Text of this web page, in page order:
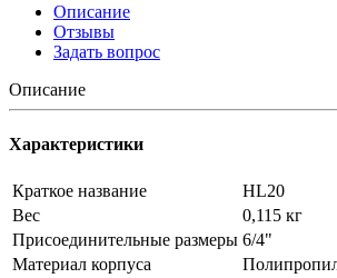
Описание
Отзывы
Задать вопрос
Описание
Характеристики
Краткое название
HL20
Вес
0,115 кг
Присоединительные размеры 6/4"
Материал корпуса